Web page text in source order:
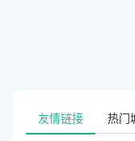
友情链接 热门